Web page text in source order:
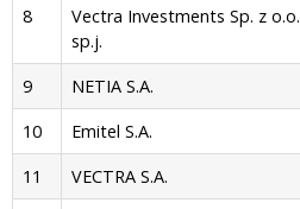
8
Vectra Investments Sp. z o.o.
sp.j.
9 NETIA S.A.
10
Emitel S.A.
11
VECTRA S.A.